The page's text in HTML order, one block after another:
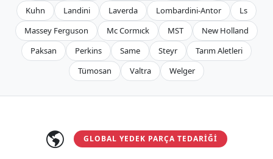
Kuhn
Landini Laverda Lombardini-Antor
Ls
Massey Ferguson
Mc Cormıck MST
New Holland
Paksan
Perkins Same Steyr
Tarım Aletleri
Tümosan
Valtra Welger
GLOBAL YEDEK PARÇA TEDARIĞI